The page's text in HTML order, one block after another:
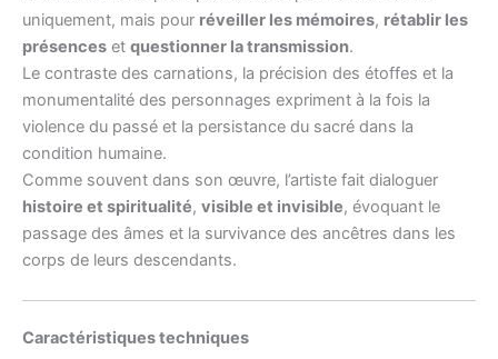
uniquement, mais pour réveiller les mémoires, rétablir les
présences et questionner la transmission.
Le contraste des carnations, la précision des étoffes et la
monumentalité des personnages expriment à la fois la
violence du passé et la persistance du sacré dans la
condition humaine.
Comme souvent dans son œuvre, l’artiste fait dialoguer
histoire et spiritualité, visible et invisible, évoquant le
passage des âmes et la survivance des ancêtres dans les
corps de leurs descendants.
Caractéristiques techniques